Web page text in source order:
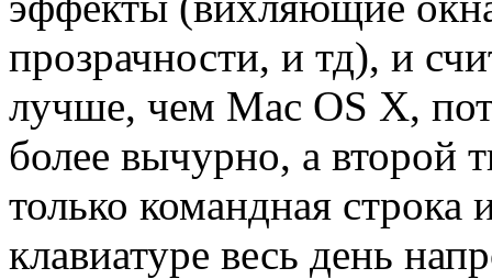
прозрачности, и тд), и
лучше, чем Mac OS X,
более вычурно, а второй
только командная строка
клавиатуре весь день